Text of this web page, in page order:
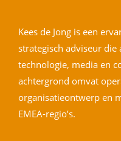
Kees de Jong is een
strategisch adviseur
technologie, media en
achtergrond omvat
organisatieontwerp en
EMEA-regio’s.